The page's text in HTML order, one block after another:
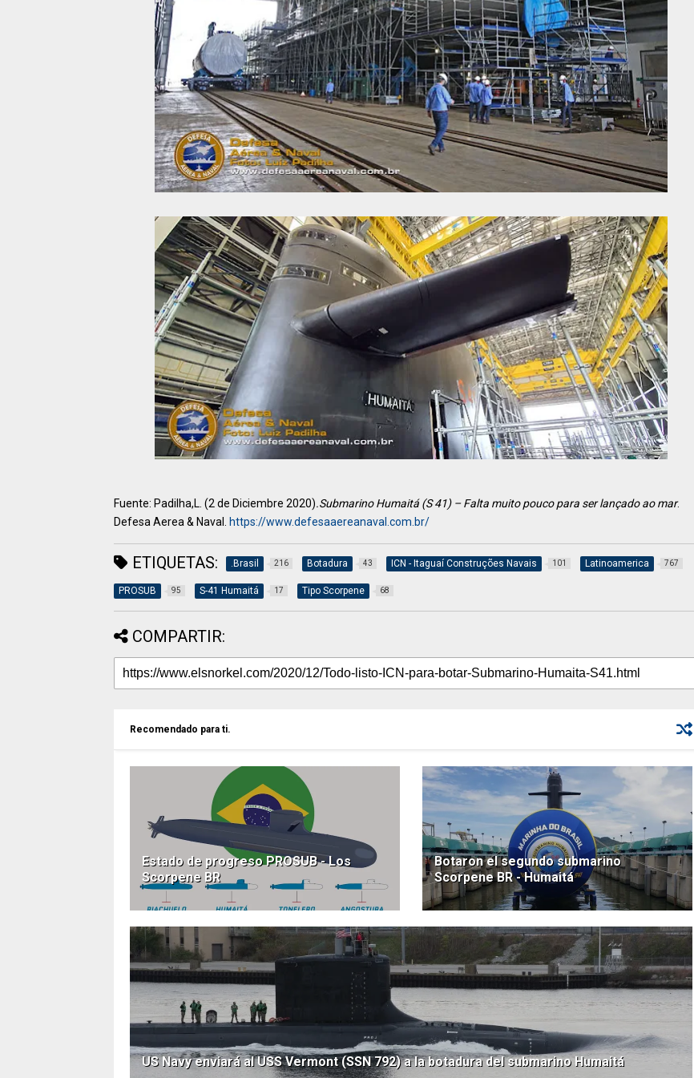
Fuente: Padilha,L. (2 de Diciembre 2020).Submarino Humaitá (S 41) – Falta muito pouco para ser lançado ao mar.
Defesa Aerea & Naval.
https://www.defesaaereanaval.com.br/
ETIQUETAS: .Brasil 216 Botadura 43 ICN - Itaguaí Construções Navais 101 Latinoamerica 767
PROSUB 95 S-41 Humaitá 17 Tipo Scorpene 68
COMPARTIR:
Recomendado para ti.
Estado de progreso PROSUB - Los
Scorpene BR
Botaron el segundo submarino
Scorpene BR - Humaitá
US Navy enviará al USS Vermont (SSN 792) a la botadura del submarino Humaitá